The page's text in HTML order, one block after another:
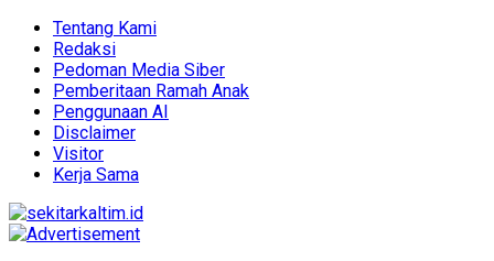
Tentang Kami
Redaksi
Pedoman Media Siber
Pemberitaan Ramah Anak
Penggunaan AI
Disclaimer
Visitor
Kerja Sama